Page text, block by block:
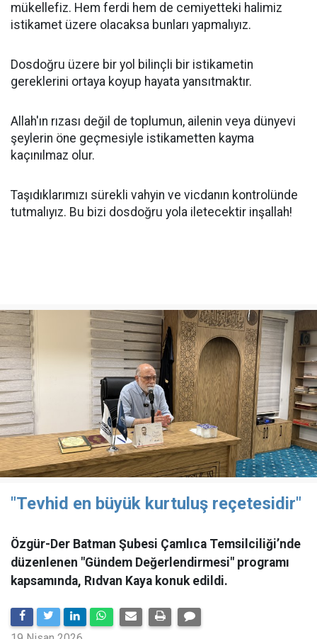
mükellefiz. Hem ferdi hem de cemiyetteki halimiz
istikamet üzere olacaksa bunları yapmalıyız.
Dosdoğru üzere bir yol bilinçli bir istikametin
gereklerini ortaya koyup hayata yansıtmaktır.
Allah'ın rızası değil de toplumun, ailenin veya dünyevi
şeylerin öne geçmesiyle istikametten kayma
kaçınılmaz olur.
Taşıdıklarımızı sürekli vahyin ve vicdanın kontrolünde
tutmalıyız. Bu bizi dosdoğru yola iletecektir inşallah!
"Tevhid en büyük kurtuluş reçetesidir"
Özgür-Der Batman Şubesi Çamlıca Temsilciliği’nde
düzenlenen "Gündem Değerlendirmesi" programı
kapsamında, Rıdvan Kaya konuk edildi.